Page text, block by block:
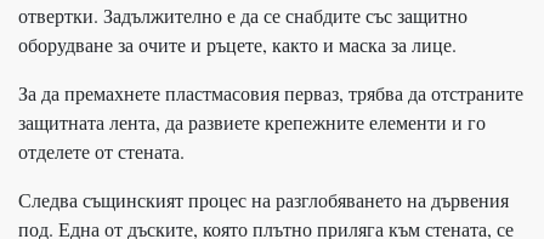
отвертки. Задължително е да се снабдите със защитно
оборудване за очите и ръцете, както и маска за лице.
За да премахнете пластмасовия перваз, трябва да отстраните
защитната лента, да развиете крепежните елементи и го
отделете от стената.
Следва същинският процес на разглобяването на дървения
под. Една от дъските, която плътно приляга към стената, се